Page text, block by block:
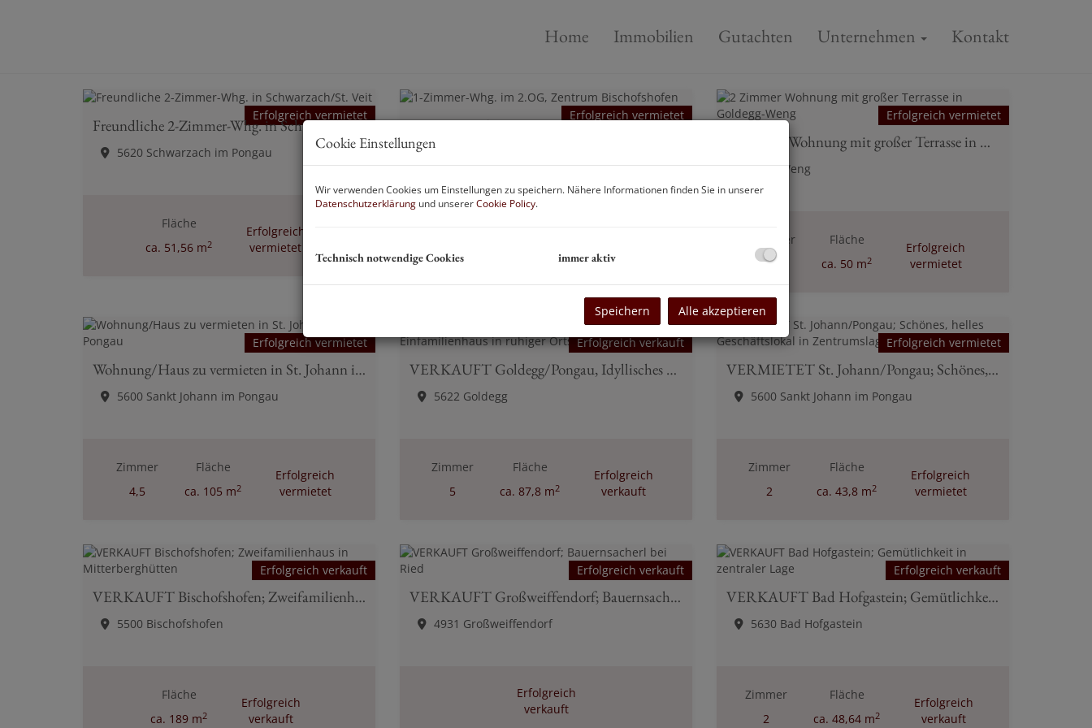
Home Immobilien Gutachten Unternehmen Kontakt
Erfolgreich vermietet
Freundliche 2-Zimmer-Whg. in Schwarzach/St. Veit
5620 Schwarzach im Pongau
Fläche
ca. 51,56 m2
Erfolgreich
vermietet
Erfolgreich vermietet
1-Zimmer-Whg. im 2.OG, Zentrum Bischofshofen
5500 Bischofshofen
Erfolgreich vermietet
2 Zimmer Wohnung mit großer Terrasse in Goldegg-Weng
5622 Weng
Zimmer
2
Fläche
ca. 50 m2
Erfolgreich
vermietet
Erfolgreich vermietet
Wohnung/Haus zu vermieten in St. Johann im Pongau
5600 Sankt Johann im Pongau
Zimmer
4,5
Fläche
ca. 105 m2
Erfolgreich
vermietet
Erfolgreich verkauft
VERKAUFT Goldegg/Pongau, Idyllisches Einfamilienhaus in ruhiger Ortsnähe
5622 Goldegg
Zimmer
5
Fläche
ca. 87,8 m2
Erfolgreich
verkauft
Erfolgreich vermietet
VERMIETET St. Johann/Pongau; Schönes, helles Geschäftslokal in Zentrumslage
5600 Sankt Johann im Pongau
Zimmer
2
Fläche
ca. 43,8 m2
Erfolgreich
vermietet
Erfolgreich verkauft
VERKAUFT Bischofshofen; Zweifamilienhaus in Mitterberghütten
5500 Bischofshofen
Fläche
ca. 189 m2
Erfolgreich
verkauft
Erfolgreich verkauft
VERKAUFT Großweiffendorf; Bauernsacherl bei Ried
4931 Großweiffendorf
Erfolgreich
verkauft
Erfolgreich verkauft
VERKAUFT Bad Hofgastein; Gemütlichkeit in zentraler Lage
5630 Bad Hofgastein
Zimmer
2
Fläche
ca. 48,64 m2
Erfolgreich
verkauft
Cookie Einstellungen
Wir verwenden Cookies um Einstellungen zu speichern. Nähere Informationen finden Sie in unserer
Datenschutzerklärung und unsererCookie Policy.
Technisch notwendige Cookies immer aktiv
Speichern Alle akzeptieren